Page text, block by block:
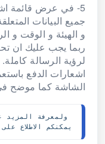
5- في عرض قائمة
جميع البيانات
و الهيئة و الوقت و
ربما يجب عليك ان
لرؤية الرسالة
اشعارات الدفع
الشاشة كما موضح
يمكنكم الاطلاع